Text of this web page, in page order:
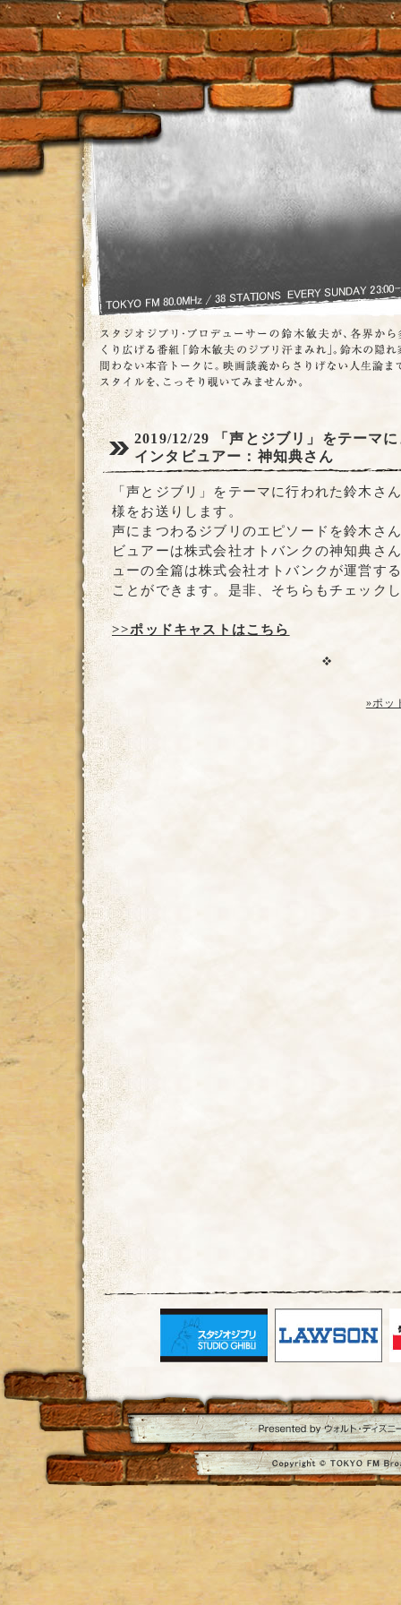
2019/12/29
「声とジブリ」をテーマ
インタビュアー：神知典さん
「声とジブリ」をテーマに行われた鈴木さ
様をお送りします。
声にまつわるジブリのエピソードを鈴木さ
ビュアーは株式会社オトバンクの神知典さ
ューの全篇は株式会社オトバンクが運営す
ことができます。是非、そちらもチェック
>>ポッドキャストはこちら
»ポッ